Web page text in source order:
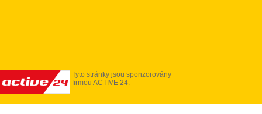
Tyto stránky jsou sponzorovány
firmou ACTIVE 24.